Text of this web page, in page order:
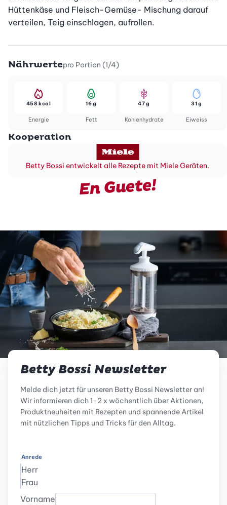
Hüttenkäse und Fleisch-Gemüse- Mischung darauf
verteilen, Teig einschlagen, aufrollen.
Nährwertepro Portion (1/4)
Energie
458 kcal
Fett
16 g
Kohlenhydrate
47 g
Eiweiss
31 g
Kooperation
Betty Bossi entwickelt alle Rezepte mit Miele Geräten.
En Guete!
Betty Bossi Newsletter
Melde dich jetzt für unseren Betty Bossi Newsletter an!
Wir informieren dich 1-2 x wöchentlich über Aktionen,
Produktneuheiten mit Rezepten und spannende Artikel
mit nützlichen Tipps und Tricks für den Alltag.
Anrede
Herr
Frau
Vorname